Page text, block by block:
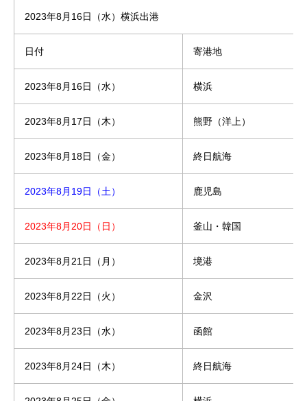
2023年8月16日（水）横浜出港
日付 寄港地
2023年8月16日（水） 横浜
2023年8月17日（木） 熊野（洋上）
2023年8月18日（金） 終日航海
2023年8月19日（土） 鹿児島
2023年8月20日（日） 釜山・韓国
2023年8月21日（月） 境港
2023年8月22日（火） 金沢
2023年8月23日（水） 函館
2023年8月24日（木） 終日航海